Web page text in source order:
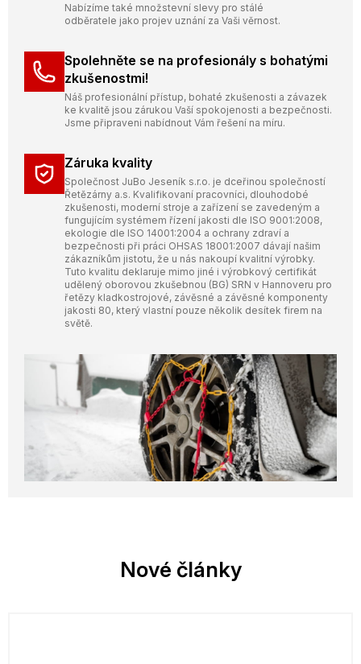
Nabízíme také množstevní slevy pro stálé
odběratele jako projev uznání za Vaši věrnost.
Spolehněte se na profesionály s bohatými
zkušenostmi!
Náš profesionální přístup, bohaté zkušenosti a závazek
ke kvalitě jsou zárukou Vaší spokojenosti a bezpečnosti.
Jsme připraveni nabídnout Vám řešení na míru.
Záruka kvality
Společnost JuBo Jeseník s.r.o. je dceřinou společností
Řetězárny a.s. Kvalifikovaní pracovníci, dlouhodobé
zkušenosti, moderní stroje a zařízení se zavedeným a
fungujícím systémem řízení jakosti dle ISO 9001:2008,
ekologie dle ISO 14001:2004 a ochrany zdraví a
bezpečnosti při práci OHSAS 18001:2007 dávají našim
zákazníkům jistotu, že u nás nakoupí kvalitní výrobky.
Tuto kvalitu deklaruje mimo jiné i výrobkový certifikát
udělený oborovou zkušebnou (BG) SRN v Hannoveru pro
řetězy kladkostrojové, závěsné a závěsné komponenty
jakosti 80, který vlastní pouze několik desítek firem na
světě.
Nové články